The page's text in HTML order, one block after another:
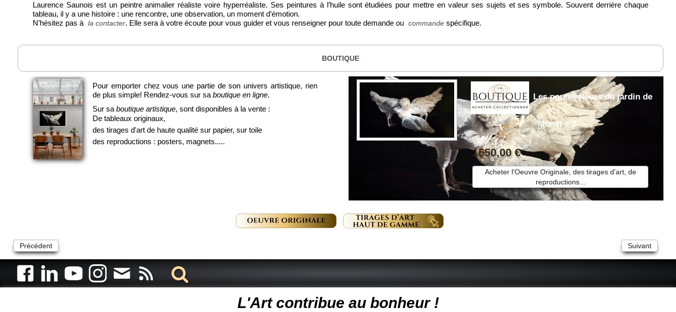
Laurence Saunois est un peintre animalier réaliste voire hyperréaliste. Ses peintures à l’huile sont étudiées pour mettre en valeur ses sujets et ses symbole. Souvent derrière chaque
tableau, il y a une histoire : une rencontre, une observation, un moment d’émotion.
N’hésitez pas à la contacter. Elle sera à votre écoute pour vous guider et vous renseigner pour toute demande ou commande spécifique.
BOUTIQUE
Pour emporter chez vous une partie de son univers artistique, rien
de plus simple! Rendez-vous sur saboutique en ligne.
Sur saboutique artistique, sont disponibles à la vente :
De tableaux originaux,
des tirages d'art de haute qualité sur papier, sur toile
des reproductions : posters, magnets.....
Les poules fleurs du jardin de
Monet # 2"
1650,00 €
Acheter l'Oeuvre Originale, des tirages d'art, de
reproductions...
Précédent Suivant
L'Art contribue au bonheur !